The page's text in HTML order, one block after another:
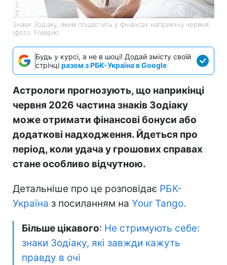
Знаки Зодіаку, яким пощастить у фінансах наприкінці червня
(фото: Freepik)
Будь у курсі, а не в шоці! Додай змісту своїй
стрічці разом з РБК-Україна в Google
Астрологи прогнозують, що наприкінці
червня 2026 частина знаків Зодіаку
може отримати фінансові бонуси або
додаткові надходження. Йдеться про
період, коли удача у грошових справах
стане особливо відчутною.
Детальніше про це розповідає РБК-
Україна з посиланням на Your Tango.
Більше цікавого: Не стримують себе:
знаки Зодіаку, які завжди кажуть
правду в очі